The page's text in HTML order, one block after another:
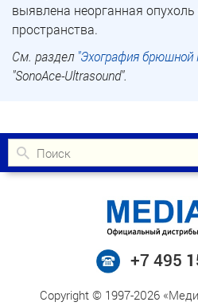
выявлена неорганная
пространства.
См. раздел"Эхография брюшной
"SonoAce-Ultrasound".
+7 495
Copyright © 1997-2026